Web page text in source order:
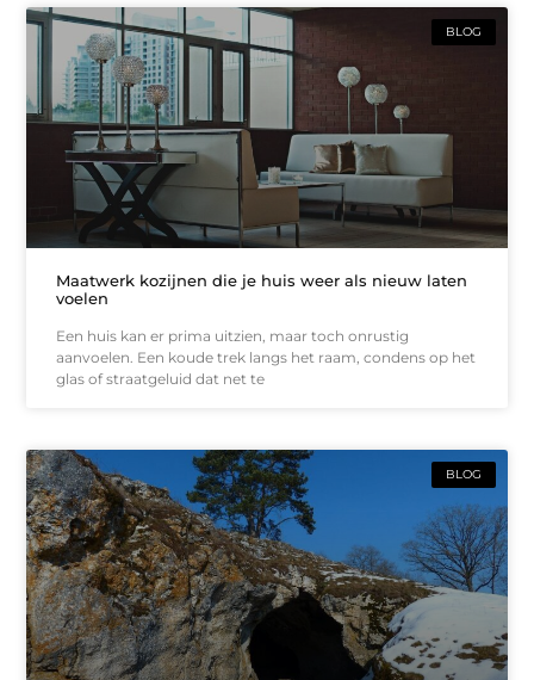
BLOG
Maatwerk kozijnen die je huis weer als nieuw laten
voelen
Een huis kan er prima uitzien, maar toch onrustig
aanvoelen. Een koude trek langs het raam, condens op het
glas of straatgeluid dat net te
BLOG